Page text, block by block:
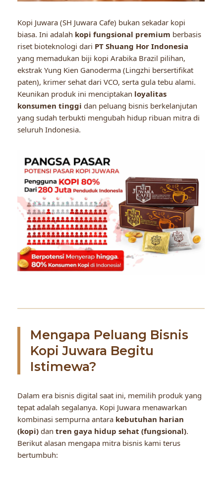
Kopi Juwara (SH Juwara Cafe) bukan sekadar kopi
biasa. Ini adalah kopi fungsional premium berbasis
riset bioteknologi dari PT Shuang Hor Indonesia
yang memadukan biji kopi Arabika Brazil pilihan,
ekstrak Yung Kien Ganoderma (Lingzhi bersertifikat
paten), krimer sehat dari VCO, serta gula tebu alami.
Keunikan produk ini menciptakan loyalitas
konsumen tinggi dan peluang bisnis berkelanjutan
yang sudah terbukti mengubah hidup ribuan mitra di
seluruh Indonesia.
Mengapa Peluang Bisnis
Kopi Juwara Begitu
Istimewa?
Dalam era bisnis digital saat ini, memilih produk yang
tepat adalah segalanya. Kopi Juwara menawarkan
kombinasi sempurna antara kebutuhan harian
(kopi) dan tren gaya hidup sehat (fungsional).
Berikut alasan mengapa mitra bisnis kami terus
bertumbuh: